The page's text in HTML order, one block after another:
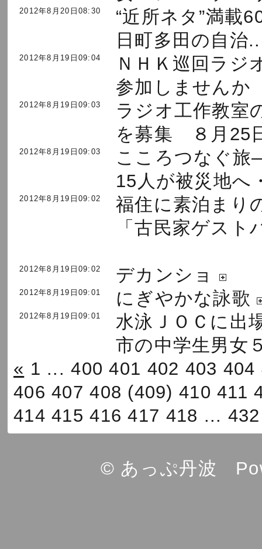
2012年8月20日08:30
“近所ネタ”満載
日町多田の自治
2012年8月19日09:04
ＮＨＫ巡回ラジ
参加しません
2012年8月19日09:03
ラジオ工作教室
を募集 ８月25
2012年8月19日09:03
こころつなぐ旅
15人が被災地へ
2012年8月19日09:02
福住に素泊ま
「古民家ゲスト
2012年8月19日09:02 デカンショ
2012年8月19日09:01 にぎやかな詠歌
2012年8月19日09:01
水泳ＪＯＣに
市の中学生男女
« 1 ...400 401 402 403 404
406 407 408 (409) 410 411
414 415 416 417 418 ... 432
© あっぷ丹波